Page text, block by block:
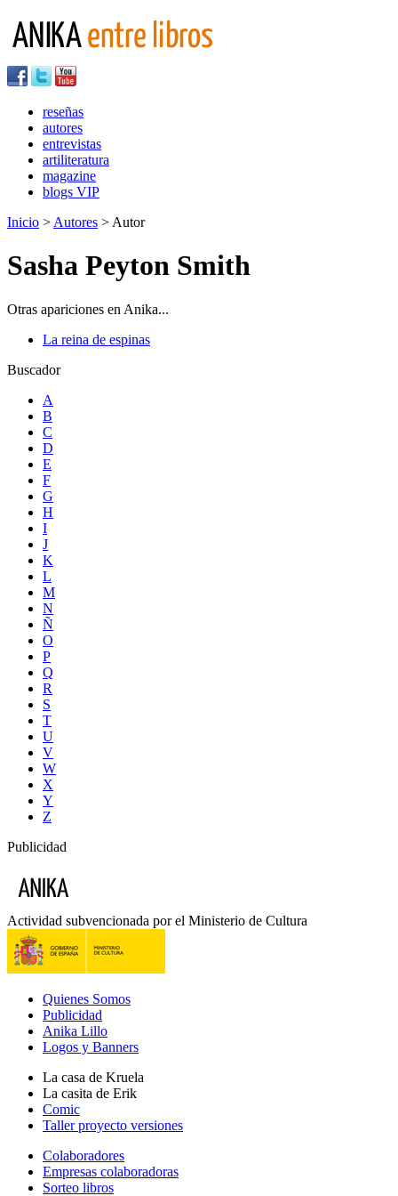
reseñas
autores
entrevistas
artiliteratura
magazine
blogs VIP
Inicio > Autores > Autor
Sasha Peyton Smith
Otras apariciones en Anika...
La reina de espinas
Buscador
A
B
C
D
E
F
G
H
I
J
K
L
M
N
Ñ
O
P
Q
R
S
T
U
V
W
X
Y
Z
Publicidad
Actividad subvencionada por el Ministerio de Cultura
Quienes Somos
Publicidad
Anika Lillo
Logos y Banners
La casa de Kruela
La casita de Erik
Comic
Taller proyecto versiones
Colaboradores
Empresas colaboradoras
Sorteo libros